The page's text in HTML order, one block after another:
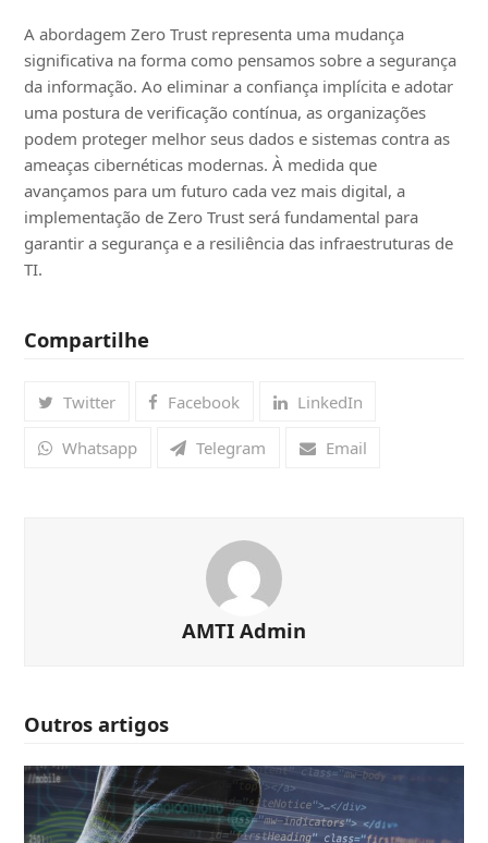
A abordagem Zero Trust representa uma mudança
significativa na forma como pensamos sobre a segurança
da informação. Ao eliminar a confiança implícita e adotar
uma postura de verificação contínua, as organizações
podem proteger melhor seus dados e sistemas contra as
ameaças cibernéticas modernas. À medida que
avançamos para um futuro cada vez mais digital, a
implementação de Zero Trust será fundamental para
garantir a segurança e a resiliência das infraestruturas de
TI.
Compartilhe
Twitter Facebook LinkedIn
Whatsapp Telegram Email
AMTI Admin
Outros artigos